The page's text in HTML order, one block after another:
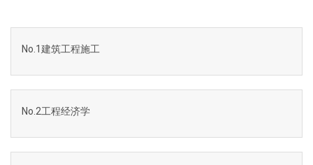
No.1建筑工程施工
No.2工程经济学